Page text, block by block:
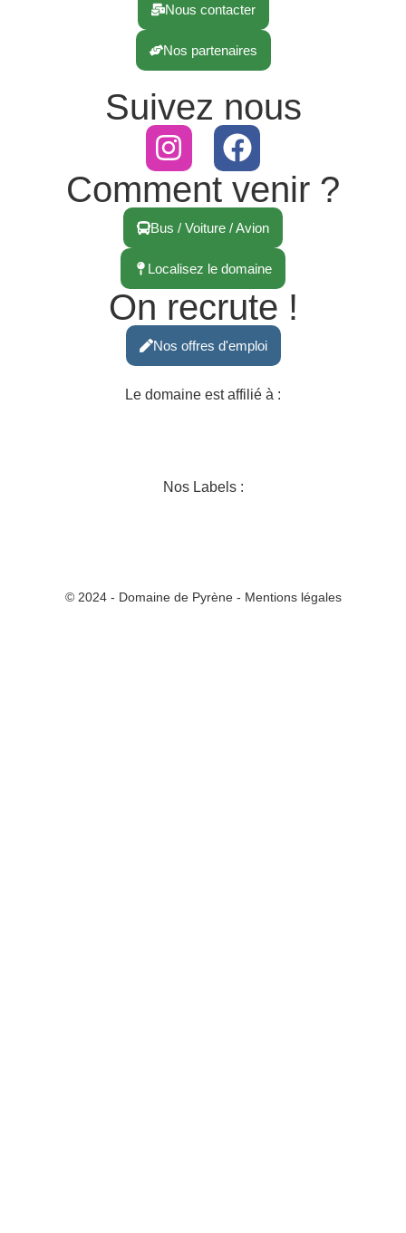
Nous contacter
Nos partenaires
Suivez nous
Comment venir ?
Bus / Voiture / Avion
Localisez le domaine
On recrute !
Nos offres d'emploi
Le domaine est affilié à :
Nos Labels :
© 2024 - Domaine de Pyrène - Mentions légales